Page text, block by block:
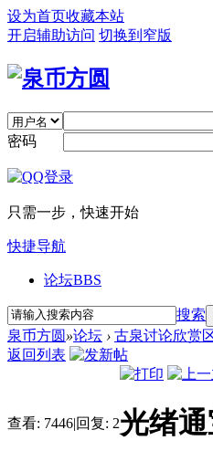
设为首页收藏本站
开启辅助访问 切换到窄版
密码
只需一步，快速开始
快捷导航
论坛BBS
搜索
泉币方圆 »论坛 › 古泉讨论欣赏
返回列表
查看: 7446|回复: 2光绪通